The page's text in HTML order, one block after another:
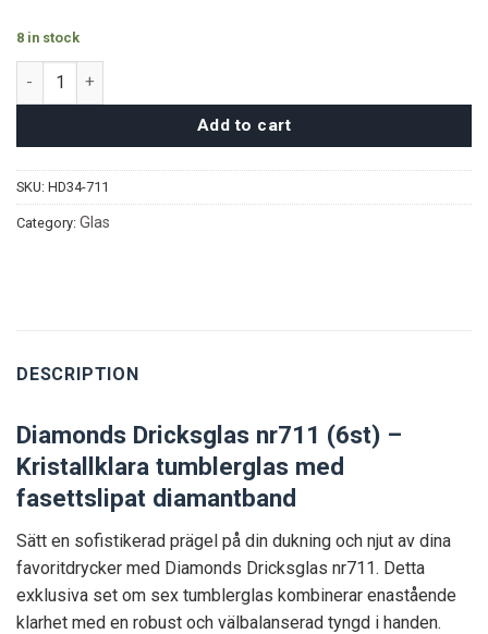
8 in stock
Diamonds Tumblerglas nr711 (6st) quantity
Add to cart
SKU: HD34-711
Category: Glas
DESCRIPTION
Diamonds Dricksglas nr711 (6st) –
Kristallklara tumblerglas med
fasettslipat diamantband
Sätt en sofistikerad prägel på din dukning och njut av dina
favoritdrycker med Diamonds Dricksglas nr711. Detta
exklusiva set om sex tumblerglas kombinerar enastående
klarhet med en robust och välbalanserad tyngd i handen.